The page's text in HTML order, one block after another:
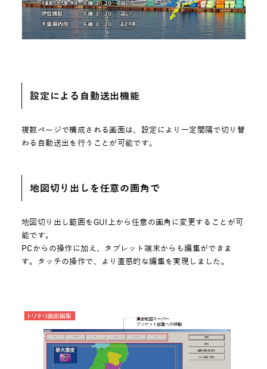
設定による自動送出機能
複数ページで構成される画面は、設定により一定間隔で切り替
わる自動送出を行うことが可能です。
地図切り出しを任意の画角で
地図切り出し範囲をGUI上から任意の画角に変更することが可
能です。
PCからの操作に加え、タブレット端末からも編集ができま
す。タッチの操作で、より直感的な編集を実現しました。